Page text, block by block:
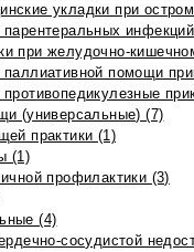
укладки при
парентеральных
при желудочно-
паллиативной помощи
(универсальные) (7)
практики (1)
(1)
профилактики (3)
(4)
сосудистой